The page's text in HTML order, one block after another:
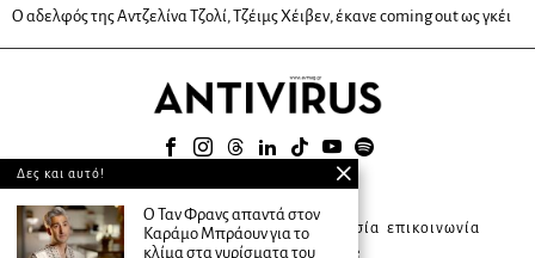
Ο αδελφός της Αντζελίνα Τζολί, Τζέιμς Χέιβεν, έκανε coming out ως γκέι
© 2025
about ANTIVIRUS συνδρομητική υπηρεσία επικοινωνία
διαφήμιση terms of use
Δες και αυτό!
Ο Ταν Φρανς απαντά στον
Καράμο Μπράουν για το
κλίμα στα γυρίσματα του